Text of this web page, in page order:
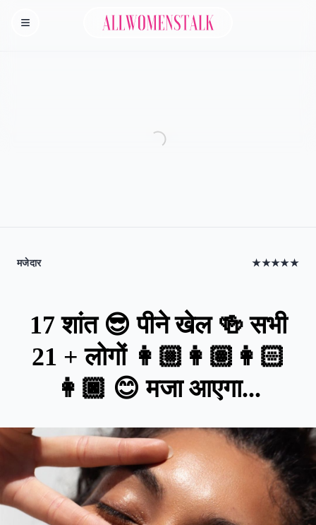
Homepage
Allwomenstalk
मजेदार ★★★★★
17 शांत 😎 पीने खेल 🍻 सभी
21 + लोगों 👩🏼👩🏽👩🏻
👩🏿 😊 मजा आएगा...